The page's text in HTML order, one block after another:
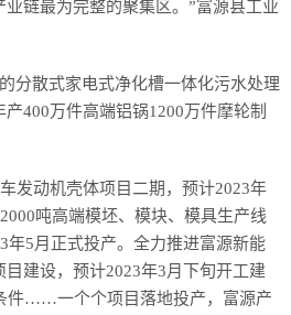
链最为完整的聚集区。”富源县工业
分散式家电式净化槽一体化污水处理
400万件高端铝锅1200万件摩轮制
发动机壳体项目二期，预计2023年
吨高端模坯、模块、模具生产线
年5月正式投产。全力推进富源新能
建设，预计2023年3月下旬开工建
件……一个个项目落地投产，富源产